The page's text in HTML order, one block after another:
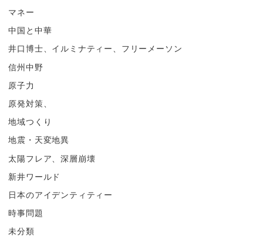
マネー
中国と中華
井口博士、イルミナティー、フリーメーソン
信州中野
原子力
原発対策、
地域つくり
地震・天変地異
太陽フレア、深層崩壊
新井ワールド
日本のアイデンティティー
時事問題
未分類